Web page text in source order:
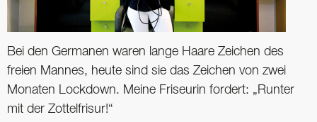
Bei den Germanen waren lange Haare Zeichen des
freien Mannes, heute sind sie das Zeichen von zwei
Monaten Lockdown. Meine Friseurin fordert: „Runter
mit der Zottelfrisur!“